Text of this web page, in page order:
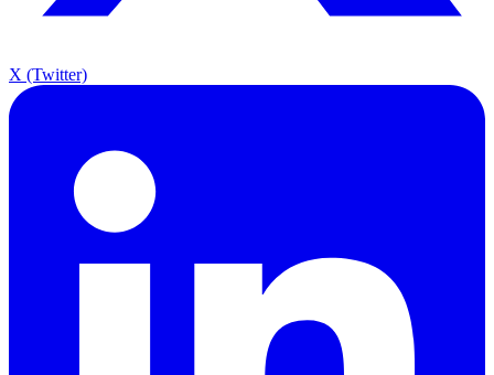
X (Twitter)